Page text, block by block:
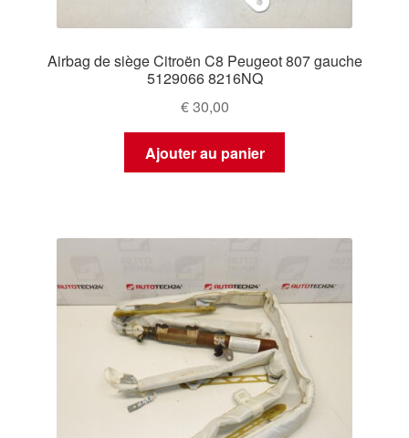
Airbag de siège Citroën C8 Peugeot 807 gauche
5129066 8216NQ
€30,00
Ajouter au panier